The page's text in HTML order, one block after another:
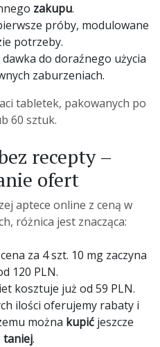
zakupu.
próby, modulowane
potrzeby.
do doraźnego użycia
zaburzeniach.
tabletek, pakowanych po
60 sztuk.
recepty –
ofert
aptece online z ceną w
różnica jest znacząca:
za 4 szt. 10 mg zaczyna
120 PLN.
kosztuje już od 59 PLN.
ilości oferujemy rabaty i
można kupićjeszcze
taniej.